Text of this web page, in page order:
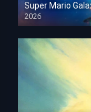
Super Mario
2026
HD 1080p